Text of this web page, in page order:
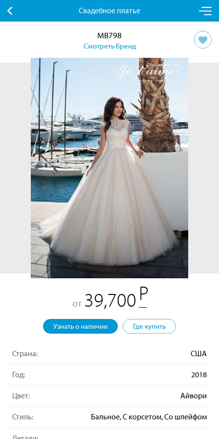
Свадебное платье
MB798
Смотреть бренд
от 39,700
Узнать о наличии Где купить
Страна: США
Год: 2018
Цвет: Айвори
Стиль: Бальное, С корсетом, Со шлейфом